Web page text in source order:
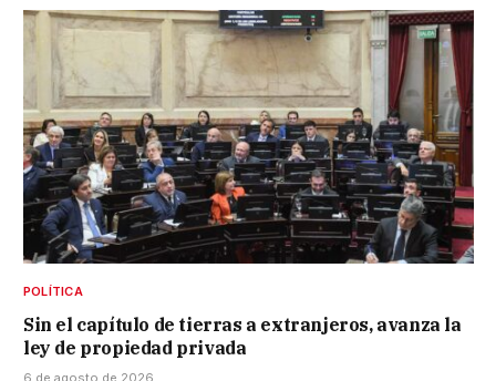
POLÍTICA
Sin el capítulo de tierras a extranjeros, avanza la
ley de propiedad privada
6 de agosto de 2026